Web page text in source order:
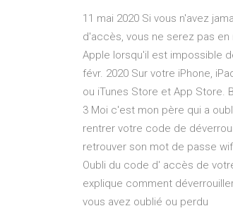
11 mai 2020 Si vous n'avez
d'accès, vous ne serez pas
Apple lorsqu'il est impossible
févr. 2020 Sur votre iPhone,
ou iTunes Store et App Store.
3 Moi c'est mon père qui a
rentrer votre code de
retrouver son mot de passe
Oubli du code d' accès de
explique comment
vous avez oublié ou perdu